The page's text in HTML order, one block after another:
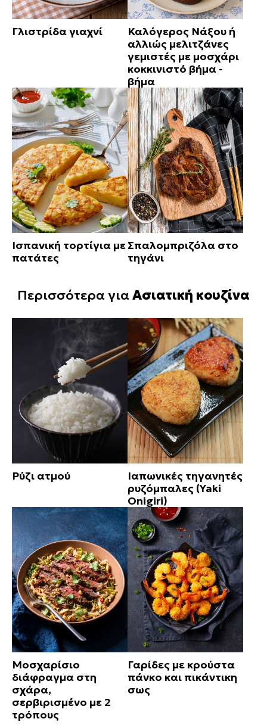
Γλιστρίδα γιαχνί
Καλόγερος Νάξου ή
αλλιώς μελιτζάνες
γεμιστές με μοσχάρι
κοκκινιστό βήμα -
βήμα
Ισπανική τορτίγια με
πατάτες
Σπαλομπριζόλα στο
τηγάνι
Περισσότερα γιαΑσιατική κουζίνα
Ρύζι ατμού
Ιαπωνικές τηγανητές
ρυζόμπαλες (Yaki
Onigiri)
Μοσχαρίσιο
διάφραγμα στη
σχάρα,
σερβιρισμένο με 2
τρόπους
Γαρίδες με κρούστα
πάνκο και πικάντικη
σως